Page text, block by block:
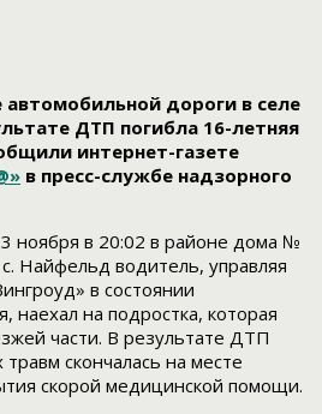
автомобильной дороги в селе
ДТП погибла 16-летняя
интернет-газете
в пресс-службе надзорного
ноября в 20:02 в районе дома №
Найфельд водитель, управляя
в состоянии
наехал на подростка, которая
части. В результате ДТП
скончалась на месте
скорой медицинской помощи.